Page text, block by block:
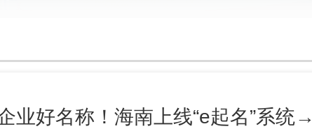
业好名称！海南上线“e起名”系统→